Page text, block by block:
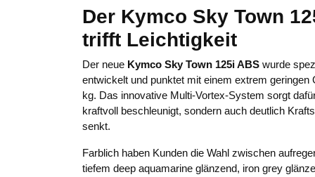
Der Kymco Sky Town
trifft Leichtigkeit
Der neue Kymco Sky Town 125i ABS wurde
entwickelt und punktet mit einem extrem geringen
kg. Das innovative Multi-Vortex-System sorgt
kraftvoll beschleunigt, sondern auch deutlich
senkt.
Farblich haben Kunden die Wahl zwischen
tiefem deep aquamarine glänzend, iron grey